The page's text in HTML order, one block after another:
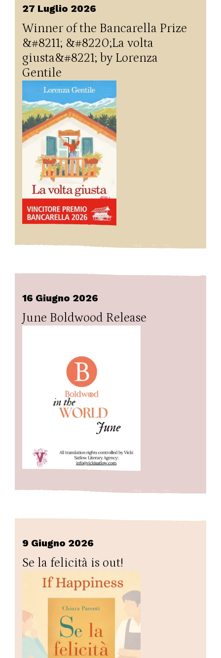
27 Luglio 2026
Winner of the Bancarella Prize
&#8211; &#8220;La volta
giusta&#8221; by Lorenza
Gentile
16 Giugno 2026
June Boldwood Release
9 Giugno 2026
Se la felicità is out!